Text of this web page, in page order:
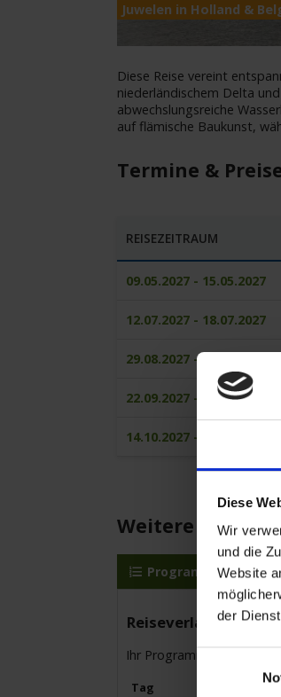
Diese
Wir
und die
Website
der
Juwelen in Holland &
Diese Reise vereint
niederländischem Delta
abwechslungsreiche
auf flämische Baukunst,
Termine &
REISEZEITRAUM
09.05.2027 - 15.05.2027
12.07.2027 - 18.07.2027
29.08.2027 - 04.09.2027
22.09.2027 - 28.09.2027
14.10.2027 - 20.10.2027
Weitere
Programm MS
Reiseverlauf
Ihr Programm für die
Tag